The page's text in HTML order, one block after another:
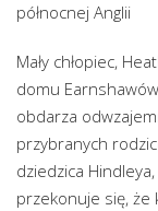
północnej Anglii
Mały chłopiec,
domu
obdarza
przybranych
dziedzica
przekonuje się,